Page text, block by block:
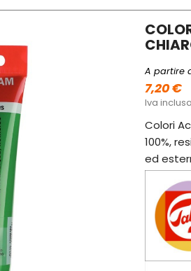
A partire
7,20 €
Iva inclusa
Colori
100%,
ed